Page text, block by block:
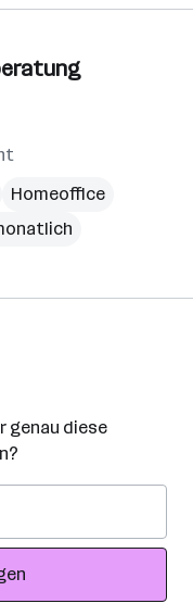
Homeoffice
genau diese